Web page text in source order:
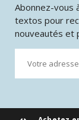
Abonnez-vous
textos pour
nouveautés et